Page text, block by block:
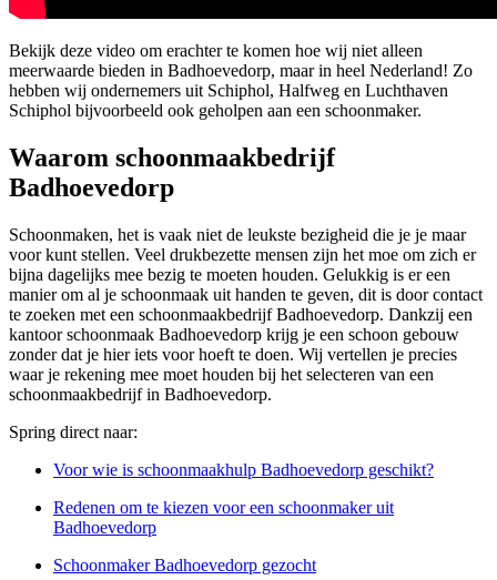
Bekijk deze video om erachter te komen hoe wij niet alleen
meerwaarde bieden in Badhoevedorp, maar in heel Nederland! Zo
hebben wij ondernemers uit Schiphol, Halfweg en Luchthaven
Schiphol bijvoorbeeld ook geholpen aan een schoonmaker.
Waarom schoonmaakbedrijf
Badhoevedorp
Schoonmaken, het is vaak niet de leukste bezigheid die je je maar
voor kunt stellen. Veel drukbezette mensen zijn het moe om zich er
bijna dagelijks mee bezig te moeten houden. Gelukkig is er een
manier om al je schoonmaak uit handen te geven, dit is door contact
te zoeken met een schoonmaakbedrijf Badhoevedorp. Dankzij een
kantoor schoonmaak Badhoevedorp krijg je een schoon gebouw
zonder dat je hier iets voor hoeft te doen. Wij vertellen je precies
waar je rekening mee moet houden bij het selecteren van een
schoonmaakbedrijf in Badhoevedorp.
Spring direct naar:
Voor wie is schoonmaakhulp Badhoevedorp geschikt?
Redenen om te kiezen voor een schoonmaker uit
Badhoevedorp
Schoonmaker Badhoevedorp gezocht